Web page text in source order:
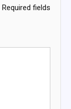
Required fields